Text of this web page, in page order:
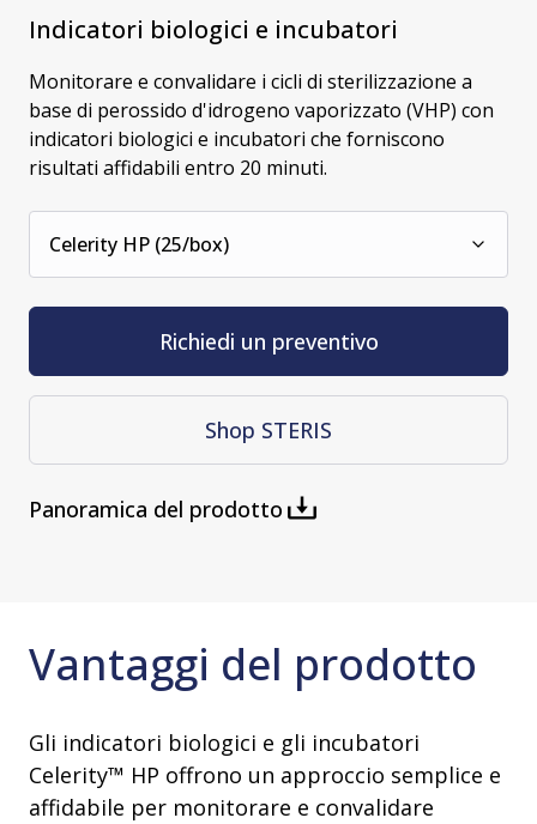
Indicatori biologici e incubatori
Monitorare e convalidare i cicli di sterilizzazione a
base di perossido d'idrogeno vaporizzato (VHP) con
indicatori biologici e incubatori che forniscono
risultati affidabili entro 20 minuti.
Celerity HP (25/box)
Richiedi un preventivo
Shop STERIS
Panoramica del prodotto
Vantaggi del prodotto
Gli indicatori biologici e gli incubatori
Celerity™ HP offrono un approccio semplice e
affidabile per monitorare e convalidare